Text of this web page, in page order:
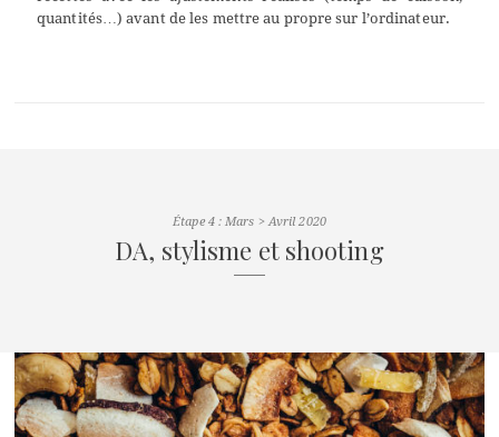
quantités…) avant de les mettre au propre sur l’ordinateur.
Étape 4 : Mars > Avril 2020
DA, stylisme et shooting